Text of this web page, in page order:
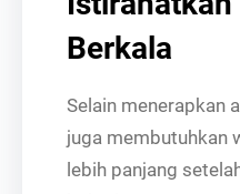
Berkala
Selain menerapkan
juga membutuhkan
lebih panjang